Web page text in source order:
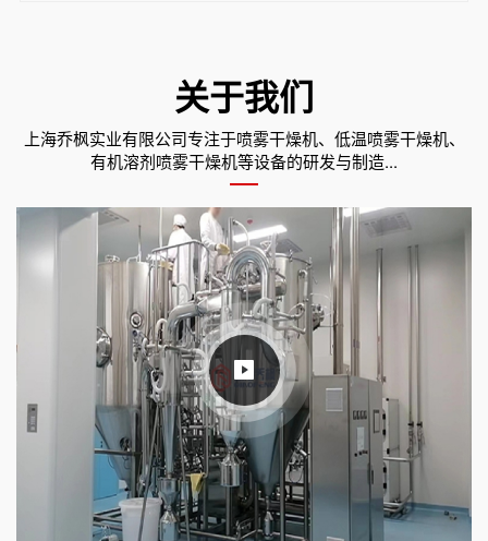
关于我们
上海乔枫实业有限公司专注于喷雾干燥机、低温喷雾干燥机、
有机溶剂喷雾干燥机等设备的研发与制造...